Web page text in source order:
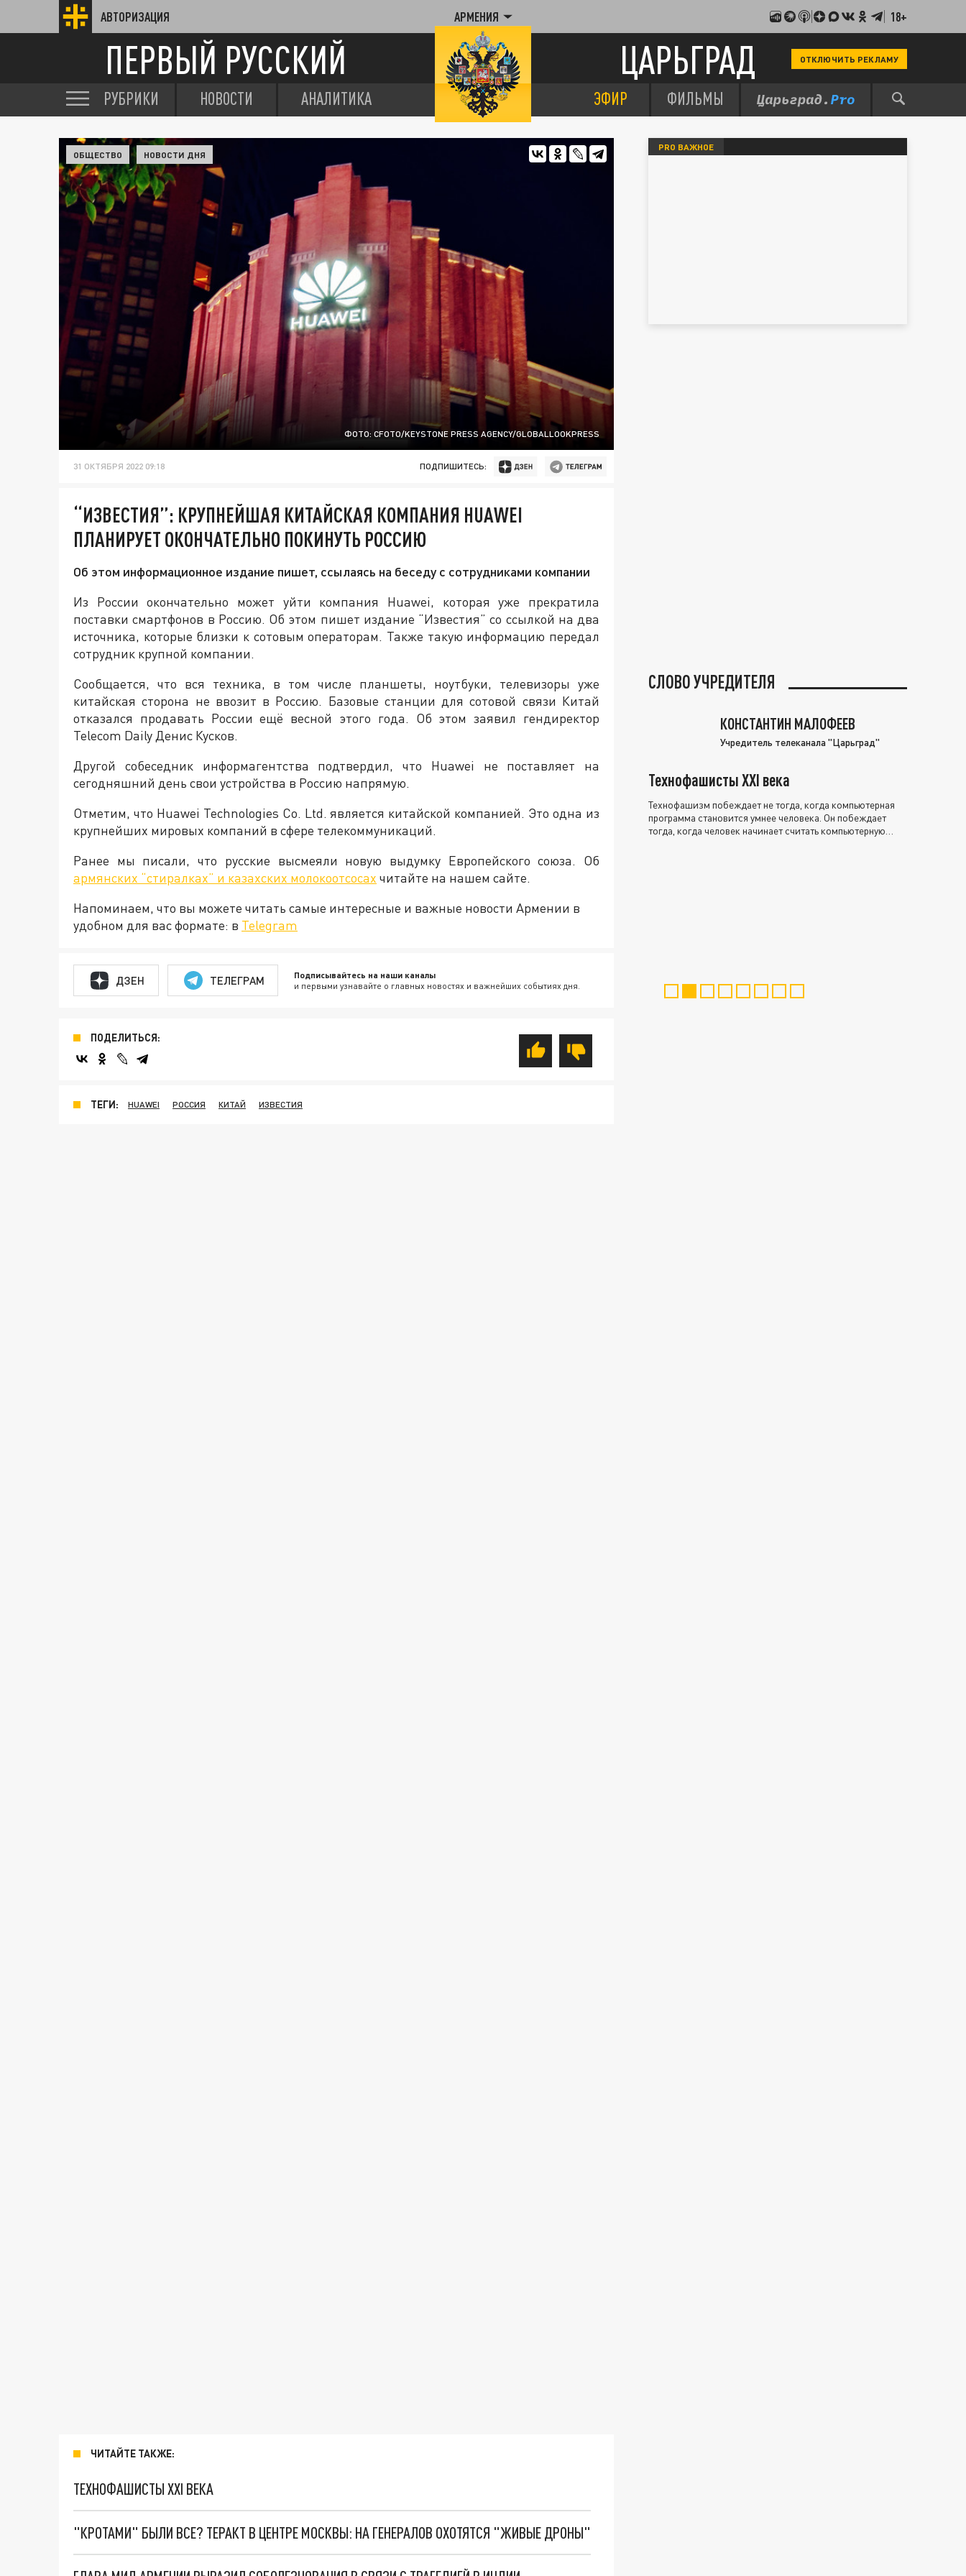
АВТОРИЗАЦИЯ АРМЕНИЯ 18+
ПЕРВЫЙ РУССКИЙ ЦАРЬГРАД ОТКЛЮЧИТЬ РЕКЛАМУ
РУБРИКИ НОВОСТИ АНАЛИТИКА ЭФИР ФИЛЬМЫ
ФОТО: CFOTO/KEYSTONE PRESS AGENCY/GLOBALLOOKPRESS
ОБЩЕСТВО НОВОСТИ ДНЯ
31 ОКТЯБРЯ 2022 09:18 ПОДПИШИТЕСЬ:
“ИЗВЕСТИЯ”: КРУПНЕЙШАЯ КИТАЙСКАЯ КОМПАНИЯ HUAWEI
ПЛАНИРУЕТ ОКОНЧАТЕЛЬНО ПОКИНУТЬ РОССИЮ
Об этом информационное издание пишет, ссылаясь на беседу с сотрудниками компании
Из России окончательно может уйти компания Huawei, которая уже прекратила
поставки смартфонов в Россию. Об этом пишет издание “Известия” со ссылкой на два
источника, которые близки к сотовым операторам. Также такую информацию передал
сотрудник крупной компании.
Сообщается, что вся техника, в том числе планшеты, ноутбуки, телевизоры уже
китайская сторона не ввозит в Россию. Базовые станции для сотовой связи Китай
отказался продавать России ещё весной этого года. Об этом заявил гендиректор
Telecom Daily Денис Кусков.
Другой собеседник информагентства подтвердил, что Huawei не поставляет на
сегодняшний день свои устройства в Россию напрямую.
Отметим, что Huawei Technologies Co. Ltd. является китайской компанией. Это одна из
крупнейших мировых компаний в сфере телекоммуникаций.
Ранее мы писали, что русские высмеяли новую выдумку Европейского союза. Об
армянских “стиралках” и казахских молокоотсосах читайте на нашем сайте.
Напоминаем, что вы можете читать самые интересные и важные новости Армении в
удобном для вас формате: в Telegram
ДЗЕН ТЕЛЕГРАМ Подписывайтесь на наши каналы
и первыми узнавайте о главных новостях и важнейших событиях дня.
ПОДЕЛИТЬСЯ:
ТЕГИ: HUAWEI РОССИЯ КИТАЙ ИЗВЕСТИЯ
ЧИТАЙТЕ ТАКЖЕ:
ТЕХНОФАШИСТЫ XXI ВЕКА
"КРОТАМИ" БЫЛИ ВСЕ? ТЕРАКТ В ЦЕНТРЕ МОСКВЫ: НА ГЕНЕРАЛОВ ОХОТЯТСЯ "ЖИВЫЕ ДРОНЫ"
PRO ВАЖНОЕ
СЛОВО УЧРЕДИТЕЛЯ
КОНСТАНТИН МАЛОФЕЕВ
Учредитель телеканала "Царьград"
Технофашисты XXI века
Технофашизм побеждает не тогда, когда компьютерная
программа становится умнее человека. Он побеждает
тогда, когда человек начинает считать компьютерную